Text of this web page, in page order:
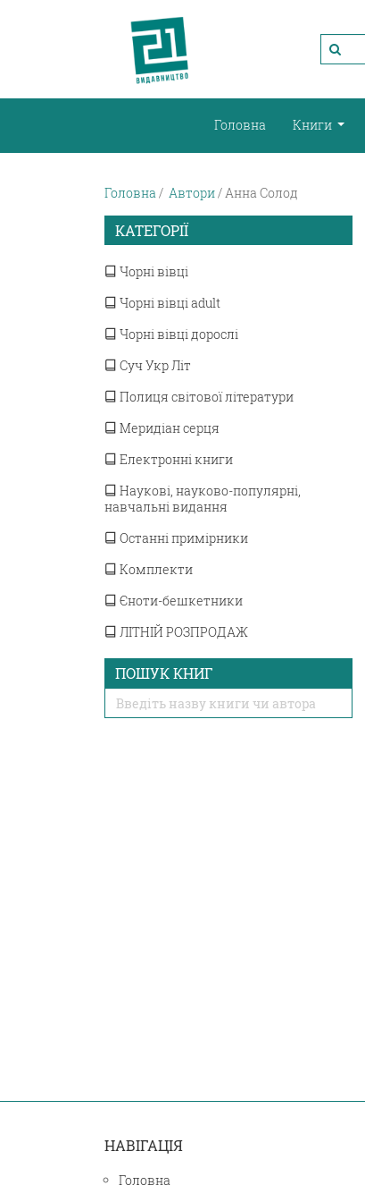
Головна Книги
Головна Автори Анна Солод
КАТЕГОРІЇ
Чорні вівці
Чорні вівці adult
Чорні вівці дорослі
Суч Укр Літ
Полиця світової літератури
Меридіан серця
Електронні книги
Наукові, науково-популярні,
навчальні видання
Останні примірники
Комплекти
Єноти-бешкетники
ЛІТНІЙ РОЗПРОДАЖ
ПОШУК КНИГ
НАВІГАЦІЯ
Головна